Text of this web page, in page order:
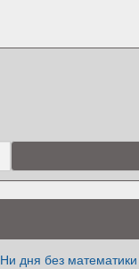
Ни дня без математики